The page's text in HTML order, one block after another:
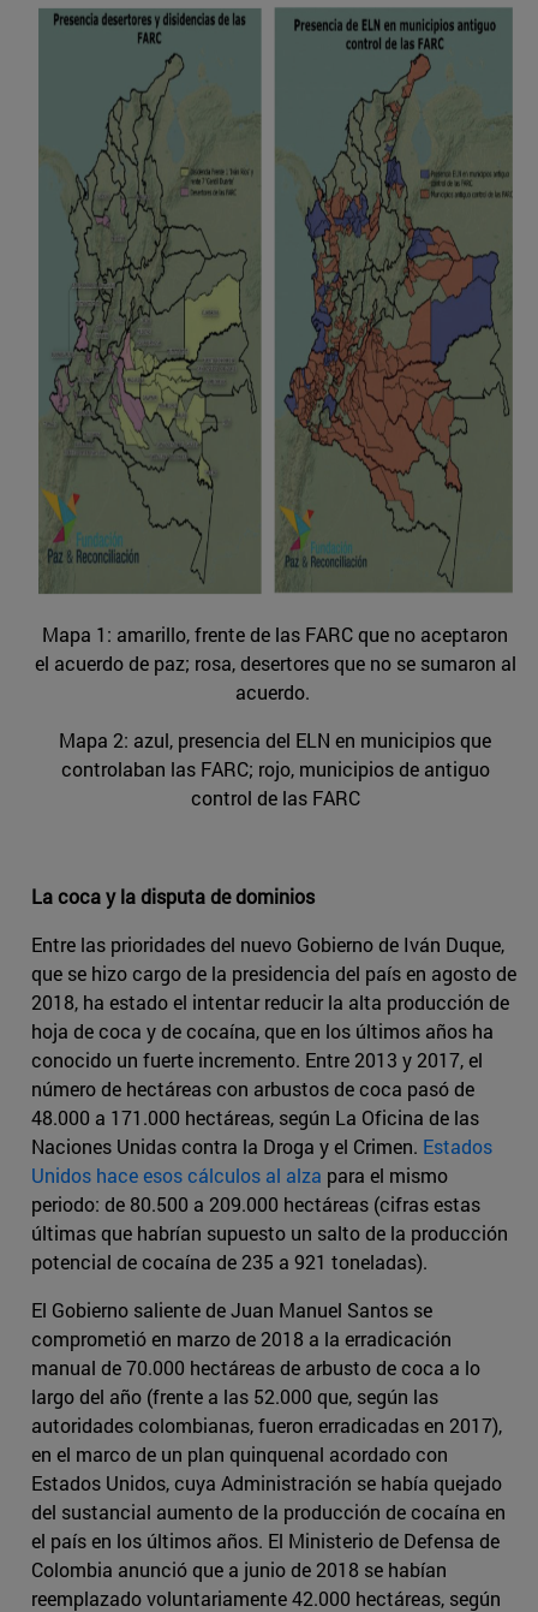
Mapa 1: amarillo, frente de las FARC que no aceptaron
el acuerdo de paz; rosa, desertores que no se sumaron al
acuerdo.
Mapa 2: azul, presencia del ELN en municipios que
controlaban las FARC; rojo, municipios de antiguo
control de las FARC
La coca y la disputa de dominios
Entre las prioridades del nuevo Gobierno de Iván Duque,
que se hizo cargo de la presidencia del país en agosto de
2018, ha estado el intentar reducir la alta producción de
hoja de coca y de cocaína, que en los últimos años ha
conocido un fuerte incremento. Entre 2013 y 2017, el
número de hectáreas con arbustos de coca pasó de
48.000 a 171.000 hectáreas, según La Oficina de las
Naciones Unidas contra la Droga y el Crimen. Estados
Unidos hace esos cálculos al alza para el mismo
periodo: de 80.500 a 209.000 hectáreas (cifras estas
últimas que habrían supuesto un salto de la producción
potencial de cocaína de 235 a 921 toneladas).
El Gobierno saliente de Juan Manuel Santos se
comprometió en marzo de 2018 a la erradicación
manual de 70.000 hectáreas de arbusto de coca a lo
largo del año (frente a las 52.000 que, según las
autoridades colombianas, fueron erradicadas en 2017),
en el marco de un plan quinquenal acordado con
Estados Unidos, cuya Administración se había quejado
del sustancial aumento de la producción de cocaína en
el país en los últimos años. El Ministerio de Defensa de
Colombia anunció que a junio de 2018 se habían
reemplazado voluntariamente 42.000 hectáreas, según